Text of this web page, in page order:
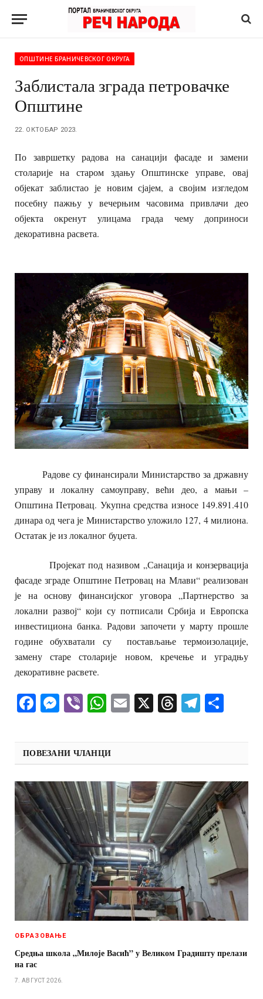
ОПШТИНЕ БРАНИЧЕВСКОГ ОКРУГА
Заблистала зграда петровачке
Општине
22. ОКТОБАР 2023.
По завршетку радова на санацији фасаде и замени
столарије на старом здању Општинске управе, овај
објекат заблистао је новим сјајем, а својим изгледом
посебну пажњу у вечерњим часовима привлачи део
објекта окренут улицама града чему доприноси
декоративна расвета.
Радове су финансирали Министарство за државну
управу и локалну самоуправу, већи део, а мањи –
Општина Петровац. Укупна средства износе 149.891.410
динара од чега је Министарство уложило 127, 4 милиона.
Остатак је из локалног буџета.
Пројекат под називом „Санација и конзервација
фасаде зграде Општине Петровац на Млави“ реализован
је на основу финансијског уговора „Партнерство за
локални развој“ који су потписали Србија и Европска
инвестициона банка. Радови започети у марту прошле
године обухватали су постављање термоизолације,
замену старе столарије новом, кречење и уградњу
декоративне расвете.
Facebook
Messenger
ViberWhatsApp
Email
X Threads
ПОВЕЗАНИ ЧЛАНЦИ
ОБРАЗОВАЊЕ
Средња школа „Милоје Васић” у Великом Градишту прелази
на гас
7. АВГУСТ 2026.